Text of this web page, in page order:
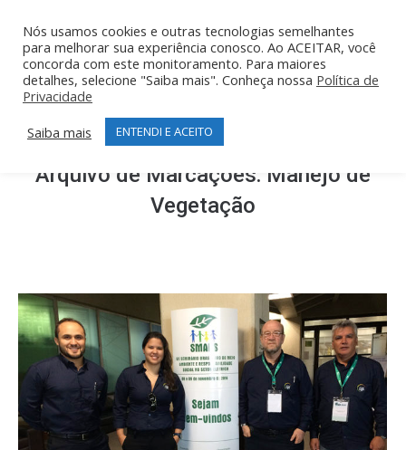
Arquivo de Marcações: Manejo de
Vegetação
Nós usamos cookies e outras tecnologias semelhantes
para melhorar sua experiência conosco. Ao ACEITAR, você
concorda com este monitoramento. Para maiores
detalhes, selecione "Saiba mais". Conheça nossa Política de
Privacidade
Saiba mais
ENTENDI E ACEITO